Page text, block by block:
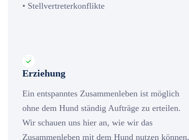
• Stellvertreterkonflikte
Erziehung
Ein entspanntes Zusammenleben ist möglich
ohne dem Hund ständig Aufträge zu erteilen.
Wir schauen uns hier an, wie wir das
Zusammenleben mit dem Hund nutzen können,